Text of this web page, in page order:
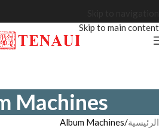
Skip to main content
Machines
الرئيسية Album Machines